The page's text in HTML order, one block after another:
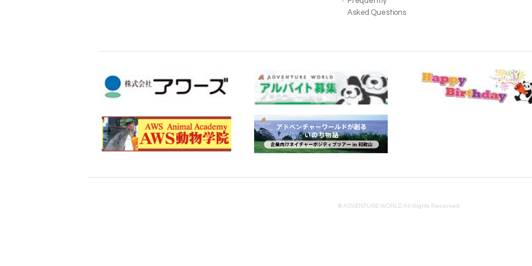
Asked Questions
© ADVENTURE WORLD All Rights Reserved.